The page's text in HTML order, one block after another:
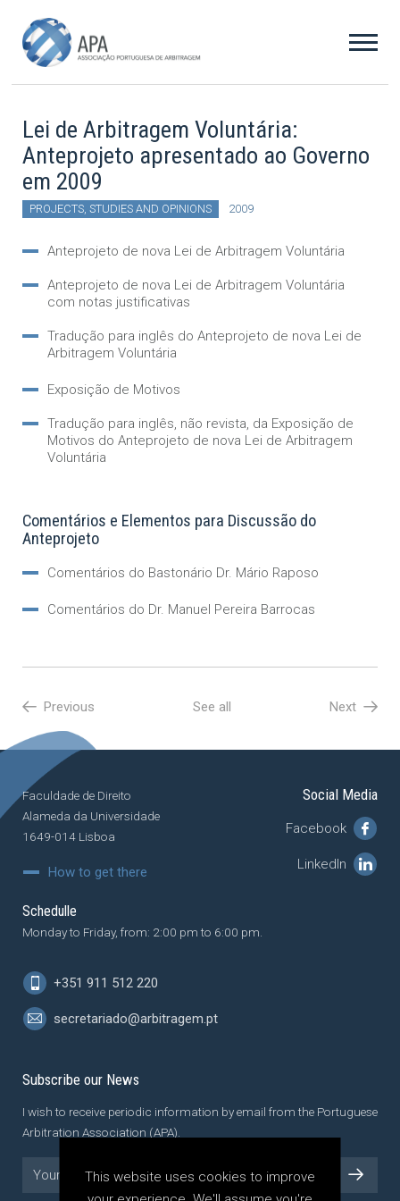
Lei de Arbitragem Voluntária:
Anteprojeto apresentado ao Governo
em 2009
PROJECTS, STUDIES AND OPINIONS 2009
Anteprojeto de nova Lei de Arbitragem Voluntária
Anteprojeto de nova Lei de Arbitragem Voluntária
com notas justificativas
Tradução para inglês do Anteprojeto de nova Lei de
Arbitragem Voluntária
Exposição de Motivos
Tradução para inglês, não revista, da Exposição de
Motivos do Anteprojeto de nova Lei de Arbitragem
Voluntária
Comentários e Elementos para Discussão do
Anteprojeto
Comentários do Bastonário Dr. Mário Raposo
Comentários do Dr. Manuel Pereira Barrocas
Previous See all Next
Social Media
Facebook
LinkedIn
Faculdade de Direito
Alameda da Universidade
1649-014 Lisboa
How to get there
Schedulle
Monday to Friday, from: 2:00 pm to 6:00 pm.
+351 911 512 220
secretariado@arbitragem.pt
Subscribe our News
I wish to receive periodic information by email from the Portuguese
Arbitration Association (APA).
This website uses cookies to improve